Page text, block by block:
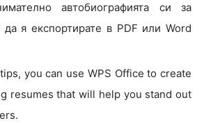
автобиографията си за
я експортирате в PDF или Word
you can use WPS Office to create
resumes that will help you stand out